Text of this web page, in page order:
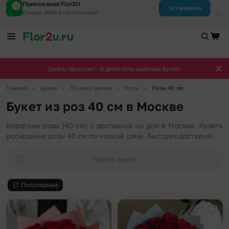
Приложение Flor2U
Скидка 300₽ в приложении
Установить
Цветы простоят - 5 дней! Или заменим букет!
Главная Цветы По виду цветка Розы Розы 40 см
Букет из роз 40 см в Москве
Короткие розы (40 см) с доставкой на дом в Москве. Купить
роскошные розы 40 см по низкой цене. Быстрая доставка!
Найти букет
Популярные
Добавить в избранное